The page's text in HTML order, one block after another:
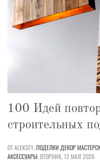
100 Идей
строительных
ОТ ALEKSEY,ПОДЕЛКИ ДЕКОР
АКСЕССУАРЫ,ВТОРНИК, 12 МАЯ 2026